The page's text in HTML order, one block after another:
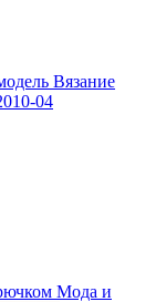
Вязание
04
Мода и